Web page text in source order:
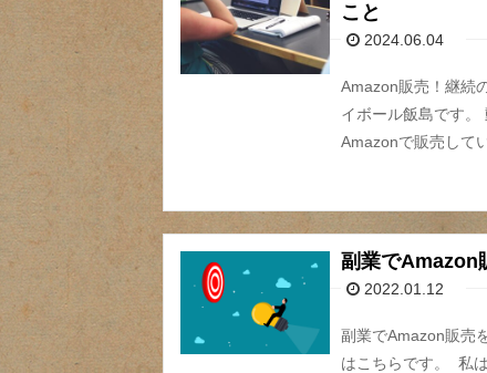
こと
2024.06.04
Amazon販売！継続
イボール飯島です
Amazonで販売して
副業でAmazon
2022.01.12
副業でAmazon販売
はこちらです。 私